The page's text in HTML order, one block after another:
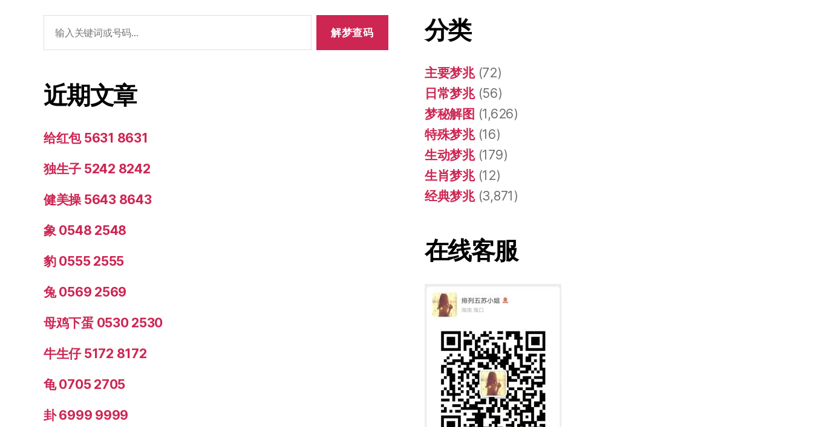
索：
近期文章
给红包 5631 8631
独生子 5242 8242
健美操 5643 8643
象 0548 2548
豹 0555 2555
兔 0569 2569
母鸡下蛋 0530 2530
牛生仔 5172 8172
龟 0705 2705
卦 6999 9999
分类
主要梦兆(72)
日常梦兆(56)
梦秘解图 (1,626)
特殊梦兆(16)
生动梦兆(179)
生肖梦兆(12)
经典梦兆(3,871)
在线客服